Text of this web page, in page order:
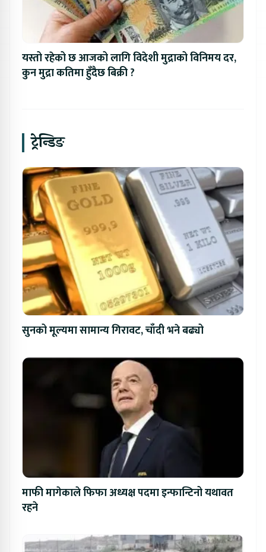
यस्तो रहेको छ आजको लागि विदेशी मुद्राको विनिमय दर,
कुन मुद्रा कतिमा हुँदैछ बिक्री ?
ट्रेन्डिङ
सुनको मूल्यमा सामान्य गिरावट, चाँदी भने बढ्यो
माफी मागेकाले फिफा अध्यक्ष पदमा इन्फान्टिनो यथावत
रहने